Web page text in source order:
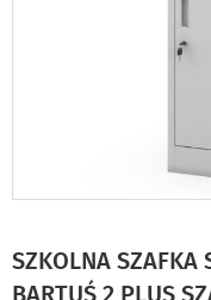
SZKOLNA SZAFKA
BARTUŚ 2 PLUS
Skip